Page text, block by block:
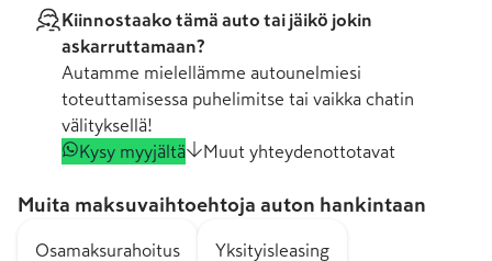
Kiinnostaako tämä auto tai jäikö jokin
askarruttamaan?
Autamme mielellämme autounelmiesi
toteuttamisessa puhelimitse tai vaikka chatin
välityksellä!
Kysy myyjältä
Muut yhteydenottotavat
Muita maksuvaihtoehtoja auton hankintaan
Osamaksurahoitus
Yksityisleasing